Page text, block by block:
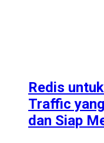
Redis
Traffic
dan Siap